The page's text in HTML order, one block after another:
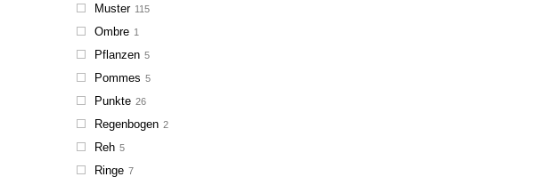
Muster 115
Ombre 1
Pflanzen 5
Pommes 5
Punkte 26
Regenbogen 2
Reh 5
Ringe 7